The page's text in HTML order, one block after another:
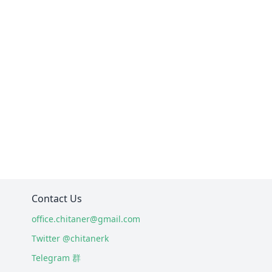
Contact Us
office.chitaner@gmail.com
Twitter @chitanerk
Telegram 群